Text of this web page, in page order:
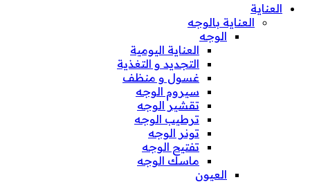
العناية
العناية بالوجه
الوجه
العناية اليومية
التجديد و التغذية
غسول و منظف
سيروم الوجه
تقشير الوجه
ترطيب الوجه
تونر الوجه
تفتيح الوجه
ماسك الوجه
العيون